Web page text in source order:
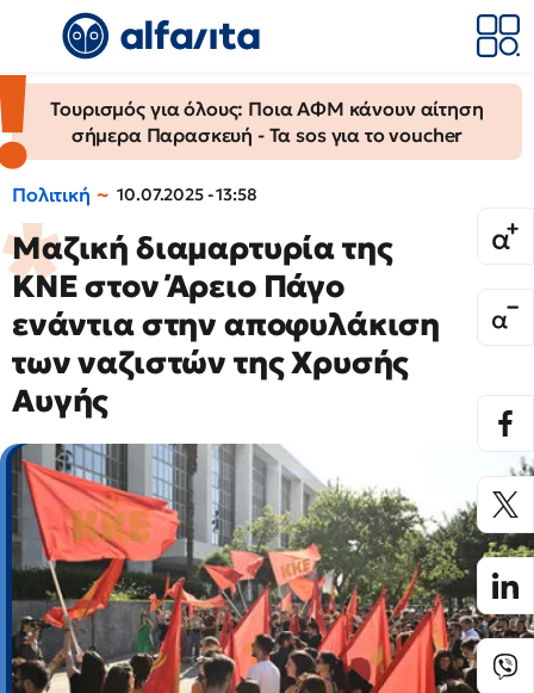
Τουρισμός για όλους: Ποια ΑΦΜ κάνουν αίτηση
σήμερα Παρασκευή - Τα sos για το voucher
Πολιτική 10.07.2025 - 13:58
Μαζική διαμαρτυρία της
ΚΝΕ στον Άρειο Πάγο
ενάντια στην αποφυλάκιση
των ναζιστών της Χρυσής
Αυγής